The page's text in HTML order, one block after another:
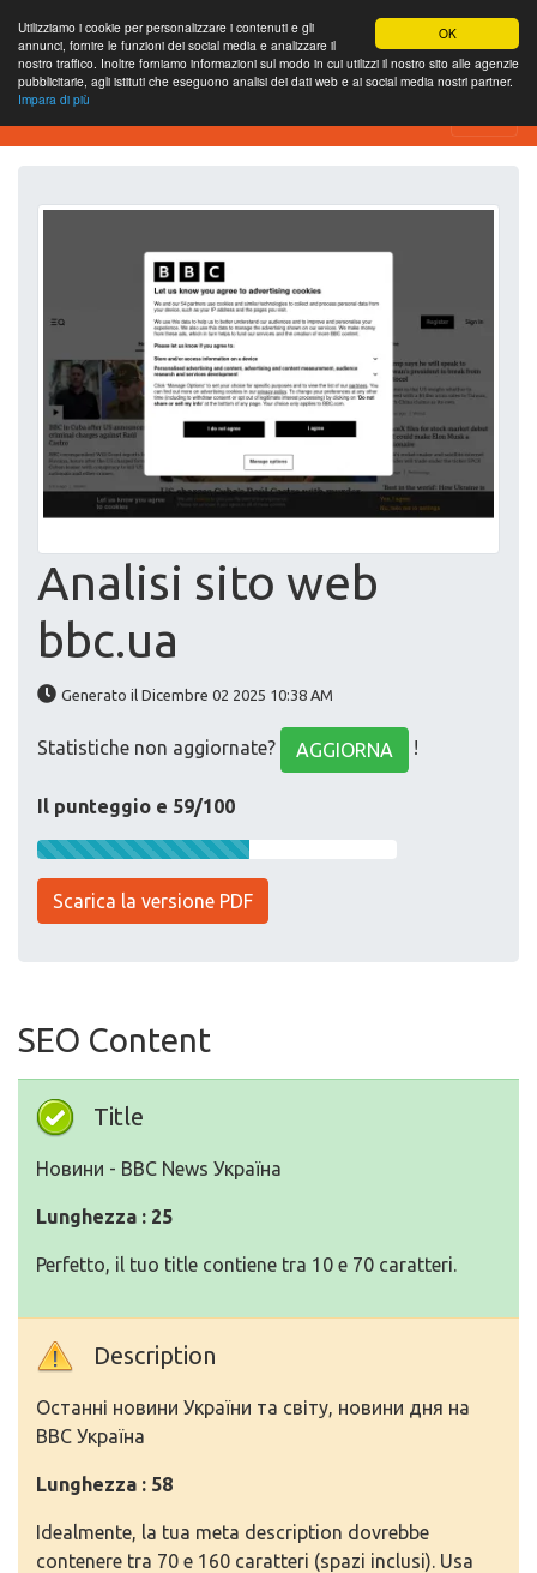
OK
Utilizziamo i cookie per personalizzare i contenuti e gli
annunci, fornire le funzioni dei social media e analizzare il
nostro traffico. Inoltre forniamo informazioni sul modo in cui utilizzi il nostro sito alle agenzie
pubblicitarie, agli istituti che eseguono analisi dei dati web e ai social media nostri partner.
Impara di più
Strumento di analisi del sito web
Analisi sito web
bbc.ua
Generato il Dicembre 02 2025 10:38 AM
Statistiche non aggiornate? AGGIORNA !
Il punteggio e 59/100
Scarica la versione PDF
SEO Content
Title
Новини - BBC News Україна
Lunghezza : 25
Perfetto, il tuo title contiene tra 10 e 70 caratteri.
Description
Останні новини України та світу, новини дня на
BBC Україна
Lunghezza : 58
Idealmente, la tua meta description dovrebbe
contenere tra 70 e 160 caratteri (spazi inclusi). Usa